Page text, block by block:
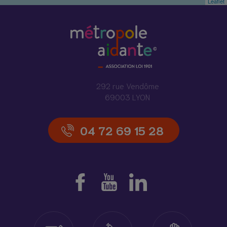
292 rue Vendôme
69003 LYON
04 72 69 15 28